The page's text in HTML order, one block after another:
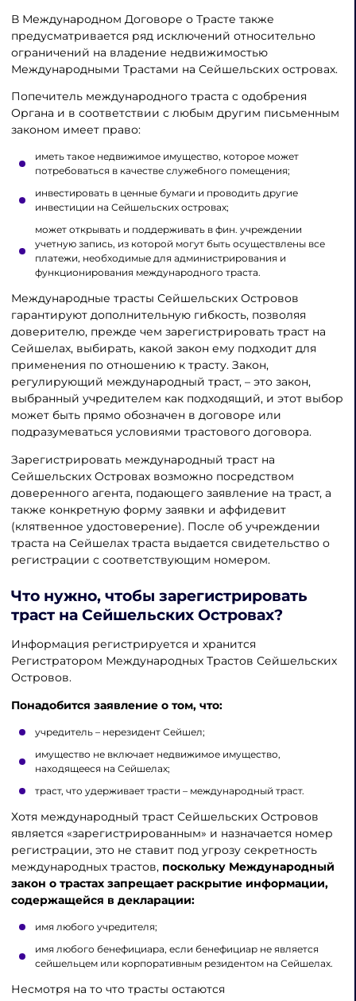
В Международном Договоре о Трасте также
предусматривается ряд исключений относительно
ограничений на владение недвижимостью
Международными Трастами на Сейшельских островах.
Попечитель международного траста с одобрения
Органа и в соответствии с любым другим письменным
законом имеет право:
иметь такое недвижимое имущество, которое может
потребоваться в качестве служебного помещения;
инвестировать в ценные бумаги и проводить другие
инвестиции на Сейшельских островах;
может открывать и поддерживать в фин. учреждении
учетную запись, из которой могут быть осуществлены все
платежи, необходимые для администрирования и
функционирования международного траста.
Международные трасты Сейшельских Островов
гарантируют дополнительную гибкость, позволяя
доверителю, прежде чем зарегистрировать траст на
Сейшелах, выбирать, какой закон ему подходит для
применения по отношению к трасту. Закон,
регулирующий международный траст, – это закон,
выбранный учредителем как подходящий, и этот выбор
может быть прямо обозначен в договоре или
подразумеваться условиями трастового договора.
Зарегистрировать международный траст на
Сейшельских Островах возможно посредством
доверенного агента, подающего заявление на траст, а
также конкретную форму заявки и аффидевит
(клятвенное удостоверение). После об учреждении
траста на Сейшелах траста выдается свидетельство о
регистрации с соответствующим номером.
Что нужно, чтобы зарегистрировать
траст на Сейшельских Островах?
Информация регистрируется и хранится
Регистратором Международных Трастов Сейшельских
Островов.
Понадобится заявление о том, что:
учредитель – нерезидент Сейшел;
имущество не включает недвижимое имущество,
находящееся на Сейшелах;
траст, что удерживает трасти – международный траст.
Хотя международный траст Сейшельских Островов
является «зарегистрированным» и назначается номер
регистрации, это не ставит под угрозу секретность
международных трастов, поскольку Международный
закон о трастах запрещает раскрытие информации,
содержащейся в декларации:
имя любого учредителя;
имя любого бенефициара, если бенефициар не является
сейшельцем или корпоративным резидентом на Сейшелах.
Несмотря на то что трасты остаются